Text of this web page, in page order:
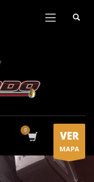
VER
MAPA